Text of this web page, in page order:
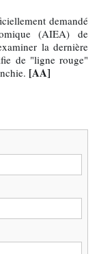
demandé
(AIEA) de
la dernière
de "ligne rouge"
[AA]